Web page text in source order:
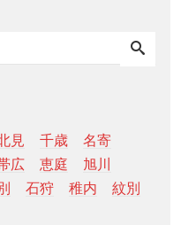
見 千歳
名寄
広 恵庭
旭川
石狩 稚内
紋別